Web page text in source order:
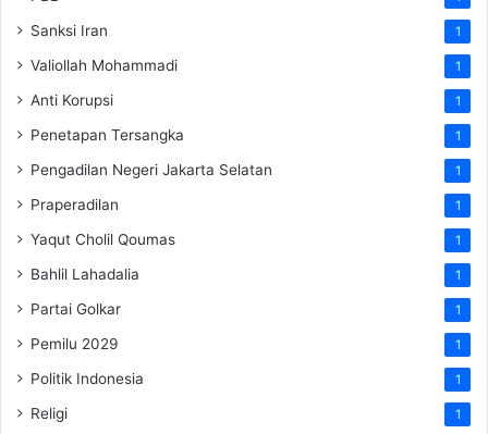
Sanksi Iran 1
Valiollah Mohammadi 1
Anti Korupsi 1
Penetapan Tersangka 1
Pengadilan Negeri Jakarta Selatan 1
Praperadilan 1
Yaqut Cholil Qoumas 1
Bahlil Lahadalia 1
Partai Golkar 1
Pemilu 2029 1
Politik Indonesia 1
Religi 1